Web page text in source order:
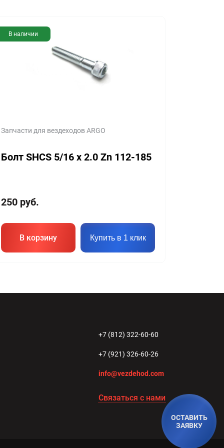
ОСТАВИТЬ
ЗАЯВКУ
В наличии
Запчасти для вездеходов ARGO
Болт SHCS 5/16 x 2.0 Zn 112-185
250 руб.
В корзину Купить в 1 клик
+7 (812) 322-60-60
+7 (921) 326-60-26
info@vezdehod.com
Связаться с нами